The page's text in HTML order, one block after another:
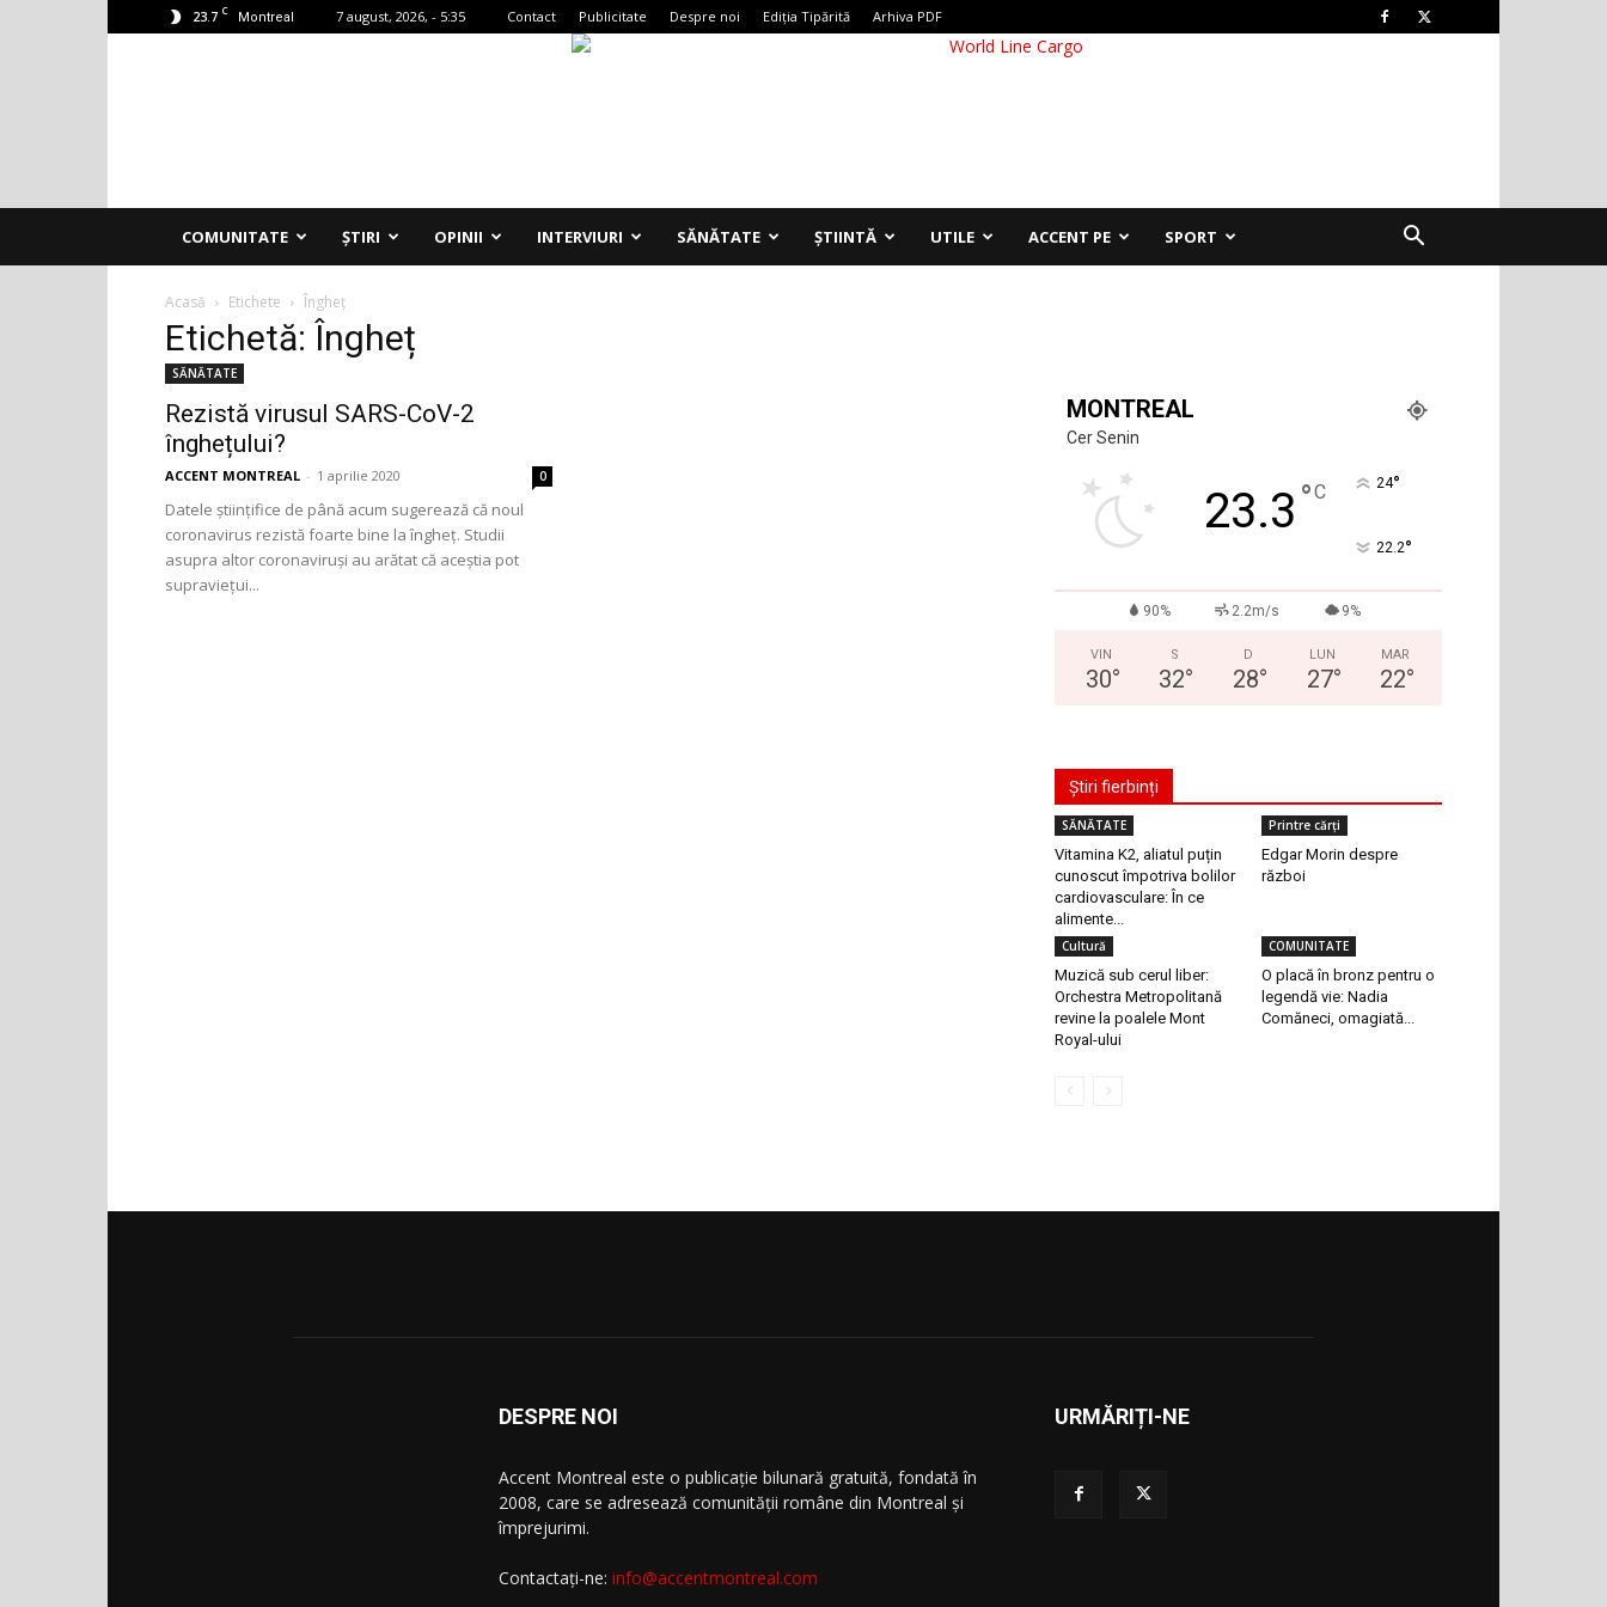
23.7 C Montreal 7 august, 2026, - 5:35 Contact Publicitate Despre noi Ediția Tipărită Arhiva PDF
COMUNITATE ȘTIRI OPINII INTERVIURI SĂNĂTATE ȘTIINTĂ UTILE ACCENT PE SPORT
Acasă Etichete Îngheț
Etichetă: Îngheț
SĂNĂTATE
Rezistă virusul SARS-CoV-2
înghețului?
ACCENT MONTREAL - 1 aprilie 2020 0
Datele științifice de până acum sugerează că noul
coronavirus rezistă foarte bine la îngheț. Studii
asupra altor coronaviruși au arătat că aceștia pot
supraviețui...
MONTREAL
Cer Senin
23.3 °C 24°
22.2°
90% 2.2m/s 9%
VIN
30°
S
32°
D
28°
LUN
27°
MAR
22°
Știri fierbinți
SĂNĂTATE
Vitamina K2, aliatul puțin
cunoscut împotriva bolilor
cardiovasculare: În ce
alimente...
Printre cărți
Edgar Morin despre
război
Cultură
Muzică sub cerul liber:
Orchestra Metropolitană
revine la poalele Mont
Royal-ului
COMUNITATE
O placă în bronz pentru o
legendă vie: Nadia
Comăneci, omagiată...
DESPRE NOI
Accent Montreal este o publicație bilunară gratuită, fondată în
2008, care se adresează comunităţii române din Montreal şi
împrejurimi.
Contactați-ne: info@accentmontreal.com
URMĂRIȚI-NE